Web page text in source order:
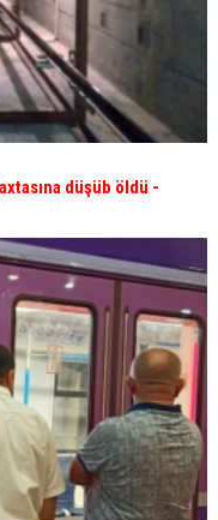
düşüb öldü -